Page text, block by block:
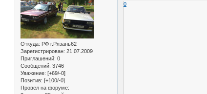
Откуда: РФ г.Рязань62
Зарегистрирован: 21.07.2009
Приглашений: 0
Сообщений: 3746
Уважение: [+69/-0]
Позитив: [+100/-0]
Провел на форуме:
0